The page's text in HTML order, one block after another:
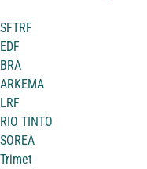
SFTRF
EDF
BRA
ARKEMA
LRF
RIO TINTO
SOREA
Trimet